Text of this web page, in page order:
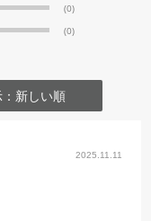
(0)
(0)
：新しい順
2025.11.11